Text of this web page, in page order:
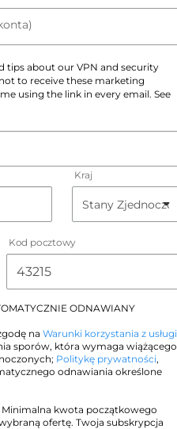
tips about our VPN and security
to receive these marketing
using the link in every email. See
Kraj
Kod pocztowy
ODNAWIANY
na Warunki korzystania z usługi
sporów, która wymaga wiążącego
Politykę prywatności,
odnawiania określone
Minimalna kwota początkowego
ofertę. Twoja subskrypcja